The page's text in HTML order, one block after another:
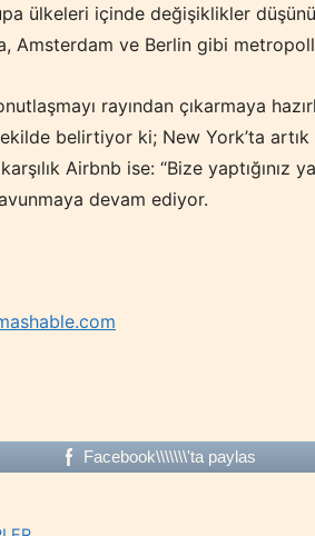
ülkeleri içinde değişiklikler
Amsterdam ve Berlin gibi
rayından çıkarmaya
belirtiyor ki; New York’ta
Airbnb ise: “Bize yaptığınız
devam ediyor.
Facebook\\\\\\\'ta paylas